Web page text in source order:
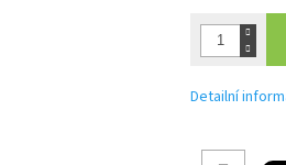
Detailní